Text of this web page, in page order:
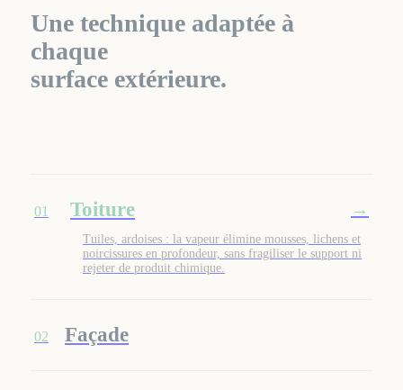
Une technique adaptée à
chaque
surface extérieure.
01 Toiture →
Tuiles, ardoises : la vapeur élimine mousses, lichens et
noircissures en profondeur, sans fragiliser le support ni
rejeter de produit chimique.
02 Façade